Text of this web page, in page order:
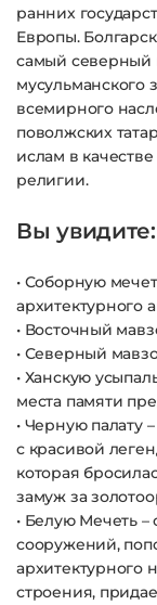
ранних
Европы.
самый северный
мусульманского
всемирного
поволжских
ислам в
религии.
Вы увидите:
• Соборную
архитектурного
• Восточный
• Северный
• Ханскую
места памяти
• Черную палату
с красивой
которая
замуж за
• Белую Мечеть
сооружений,
архитектурного
строения,